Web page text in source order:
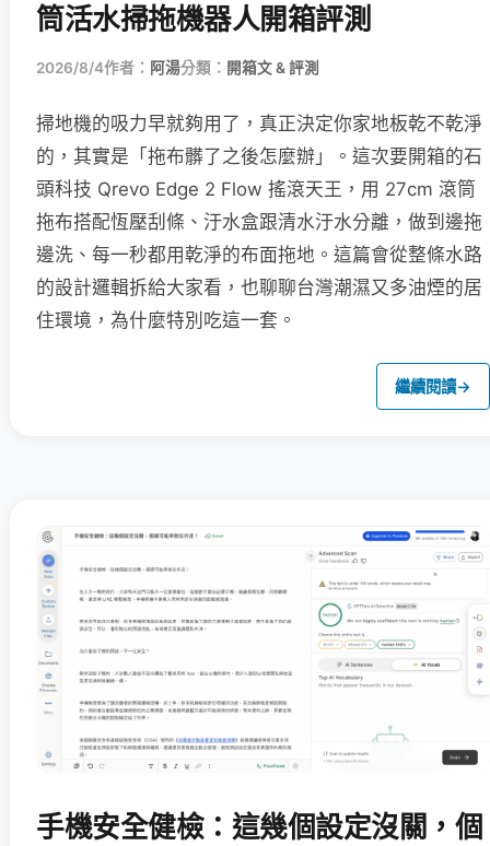
筒活水掃拖機器人開箱評測
2026/8/4作者： 阿湯分類： 開箱文 & 評測
掃地機的吸力早就夠用了，真正決定你家地板乾不乾淨
的，其實是「拖布髒了之後怎麼辦」。這次要開箱的石
頭科技 Qrevo Edge 2 Flow 搖滾天王，用 27cm 滾筒
拖布搭配恆壓刮條、汙水盒跟清水汙水分離，做到邊拖
邊洗、每一秒都用乾淨的布面拖地。這篇會從整條水路
的設計邏輯拆給大家看，也聊聊台灣潮濕又多油煙的居
住環境，為什麼特別吃這一套。
繼續閱讀→
手機安全健檢：這幾個設定沒關，個